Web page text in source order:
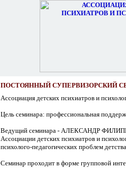
ПОСТОЯННЫЙ СУПЕРВИЗОРСКИЙ
Ассоциация детских психиатров и
Цель семинара: профессиональная
Ведущий семинара - АЛЕКСАНДР
Ассоциации детских психиатров и
психолого-педагогических проблем
Семинар проходит в форме групповой